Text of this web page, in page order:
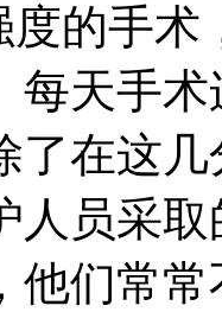
的手术
每天手
了在这
人员采取
他们常